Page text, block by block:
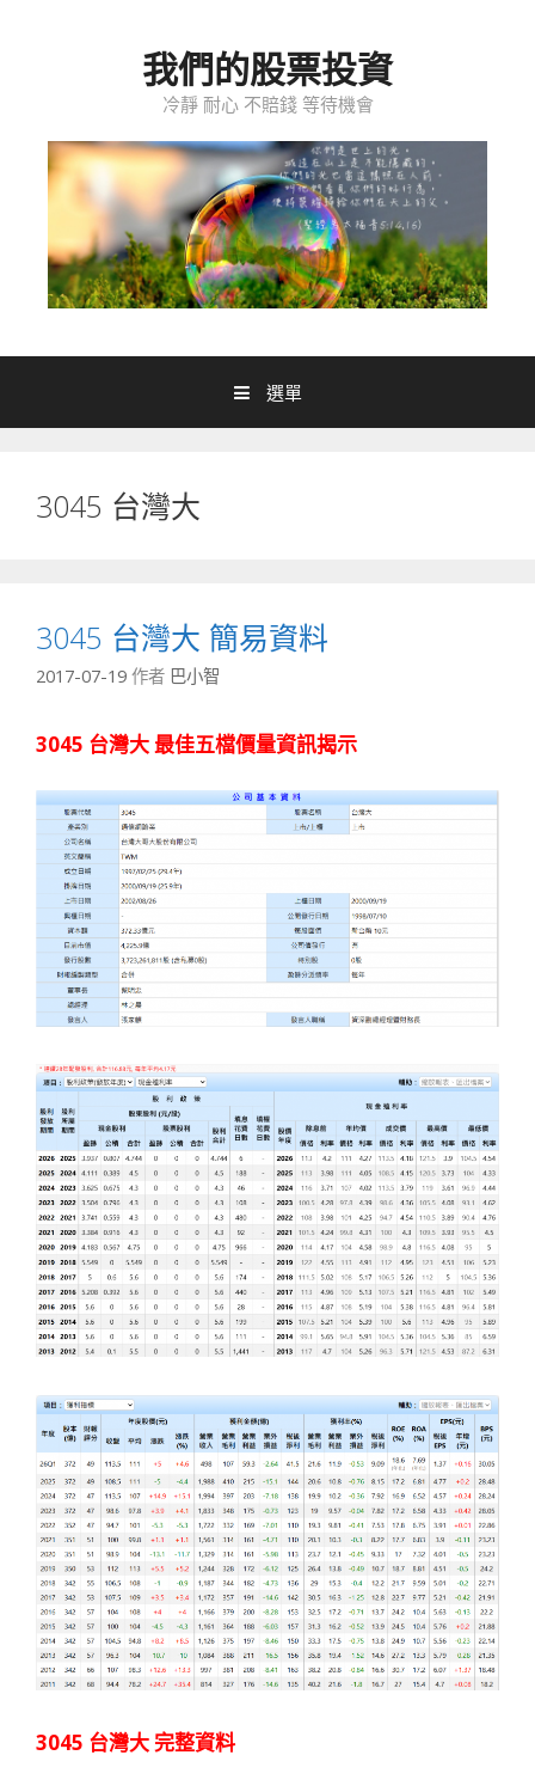
我們的股票投資
冷靜 耐心 不賠錢 等待機會
選單
3045 台灣大
3045 台灣大 簡易資料
2017-07-19 作者 巴小智
3045 台灣大 最佳五檔價量資訊揭示
3045 台灣大 完整資料